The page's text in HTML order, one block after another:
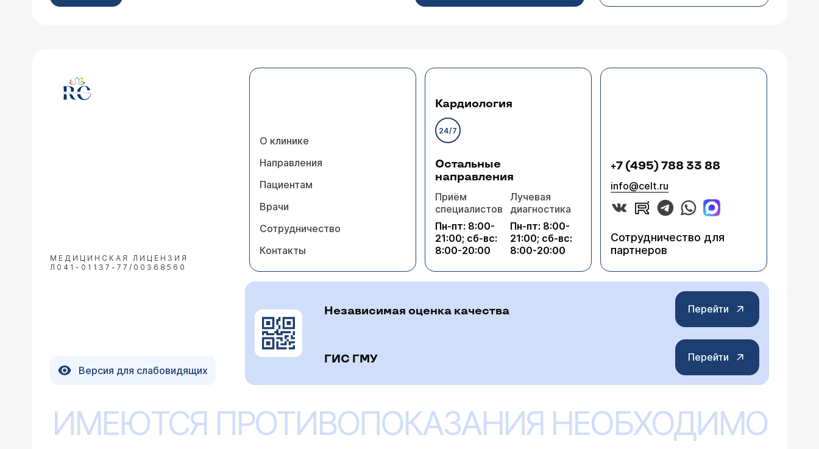
МЕДИЦИНСКАЯ ЛИЦЕНЗИЯ
Л041-01137-77/00368560
О клинике
Направления
Пациентам
Врачи
Сотрудничество
Контакты
Кардиология
24/7
Остальные
направления
Приём
специалистов
Пн-пт: 8:00-
21:00; сб-вс:
8:00-20:00
Лучевая
диагностика
Пн-пт: 8:00-
21:00; сб-вс:
8:00-20:00
+7 (495) 788 33 88
info@celt.ru
Сотрудничество для
партнеров
Версия для слабовидящих
Независимая оценка качества Перейти
ГИС ГМУ Перейти
ИМЕЮТСЯ ПРОТИВОПОКАЗАНИЯ НЕОБХОДИМО